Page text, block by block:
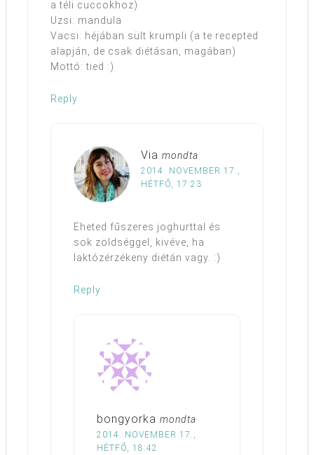
a téli cuccokhoz)
Uzsi: mandula
Vacsi: héjában sült krumpli (a te recepted
alapján, de csak diétásan, magában)
Mottó: tied :)
Reply
Via mondta
2014. NOVEMBER 17.,
HÉTFŐ, 17:23
Eheted fűszeres joghurttal és
sok zöldséggel, kivéve, ha
laktózérzékeny diétán vagy. :)
Reply
bongyorka mondta
2014. NOVEMBER 17.,
HÉTFŐ, 18:42